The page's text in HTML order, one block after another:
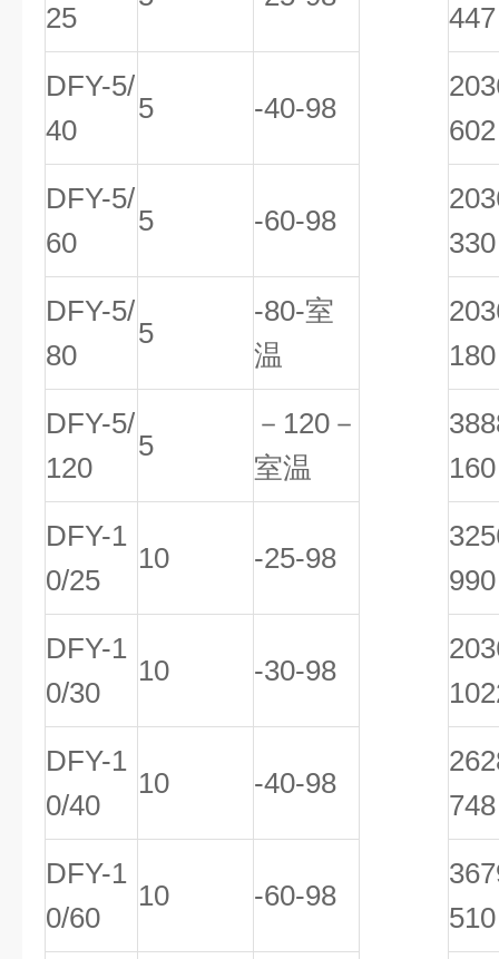
25 447
DFY-5/
40
5 -40-98
602
DFY-5/
60
5 -60-98
330
DFY-5/
80
5
-80-室
温
180
DFY-5/
120
5
－120－
室温
160
DFY-1
0/25
10 -25-98
990
DFY-1
0/30
10 -30-98
DFY-1
0/40
10 -40-98
748
DFY-1
0/60
10 -60-98
510